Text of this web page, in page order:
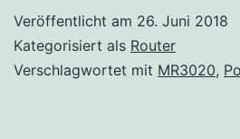
Veröffentlicht am 26. Juni 2018
Kategorisiert als Router
Verschlagwortet mit MR3020,